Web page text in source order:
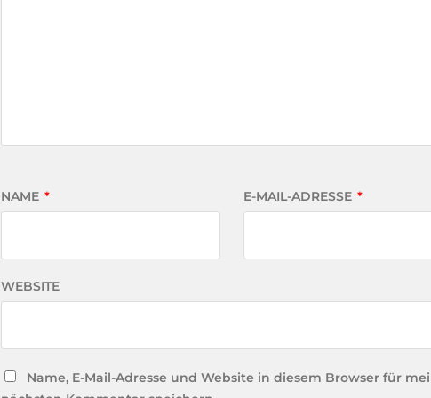
NAME * E-MAIL-ADRESSE *
WEBSITE
Name, E-Mail-Adresse und Website in diesem Browser für